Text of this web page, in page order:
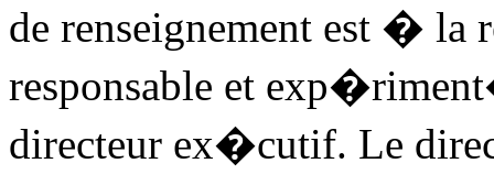
de renseignement est � la
responsable et
directeur ex�cutif. Le